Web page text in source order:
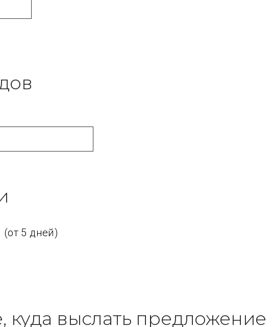
(от 5 дней)
куда выслать предложение